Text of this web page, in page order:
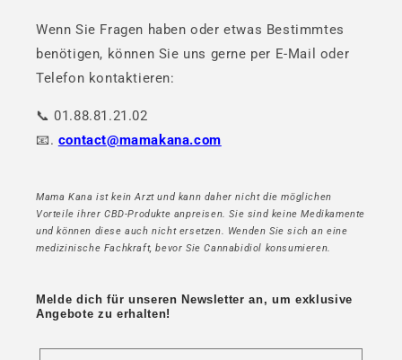
Wenn Sie Fragen haben oder etwas Bestimmtes
benötigen, können Sie uns gerne per E-Mail oder
Telefon kontaktieren:
📞 01.88.81.21.02
📧. contact@mamakana.com
Mama Kana ist kein Arzt und kann daher nicht die möglichen
Vorteile ihrer CBD-Produkte anpreisen. Sie sind keine Medikamente
und können diese auch nicht ersetzen. Wenden Sie sich an eine
medizinische Fachkraft, bevor Sie Cannabidiol konsumieren.
Melde dich für unseren Newsletter an, um exklusive
Angebote zu erhalten!